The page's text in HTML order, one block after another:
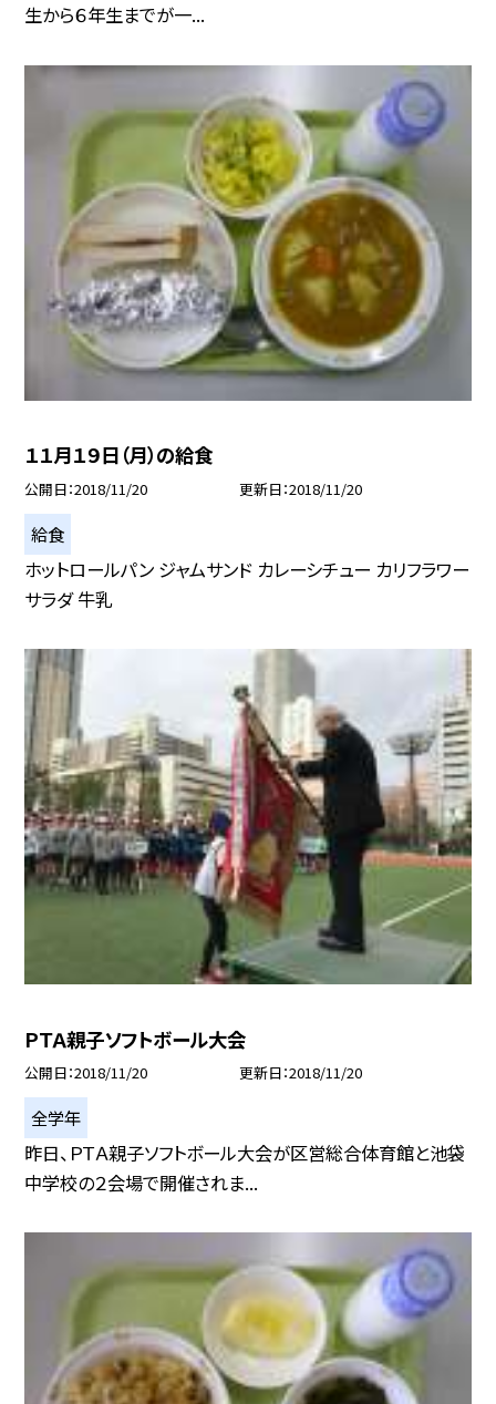
生から６年生までが一...
１１月１９日（月）の給食
公開日 2018/11/20 更新日 2018/11/20
給食
ホットロールパン ジャムサンド カレーシチュー カリフラワー
サラダ 牛乳
ＰＴＡ親子ソフトボール大会
公開日 2018/11/20 更新日 2018/11/20
全学年
昨日、ＰＴＡ親子ソフトボール大会が区営総合体育館と池袋
中学校の２会場で開催されま...